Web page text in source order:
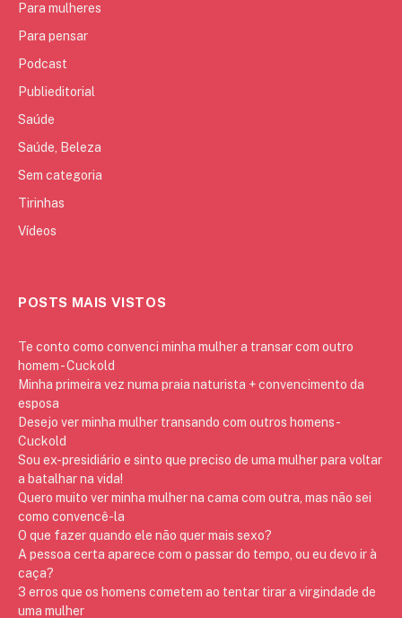
Para mulheres
Para pensar
Podcast
Publieditorial
Saúde
Saúde, Beleza
Sem categoria
Tirinhas
Vídeos
POSTS MAIS VISTOS
Te conto como convenci minha mulher a transar com outro
homem - Cuckold
Minha primeira vez numa praia naturista + convencimento da
esposa
Desejo ver minha mulher transando com outros homens -
Cuckold
Sou ex-presidiário e sinto que preciso de uma mulher para voltar
a batalhar na vida!
Quero muito ver minha mulher na cama com outra, mas não sei
como convencê-la
O que fazer quando ele não quer mais sexo?
A pessoa certa aparece com o passar do tempo, ou eu devo ir à
caça?
3 erros que os homens cometem ao tentar tirar a virgindade de
uma mulher